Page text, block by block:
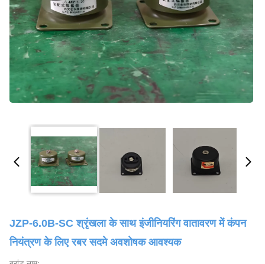
JZP-6.0B-SC श्रृंखला के साथ इंजीनियरिंग वातावरण में कंपन
नियंत्रण के लिए रबर सदमे अवशोषक आवश्यक